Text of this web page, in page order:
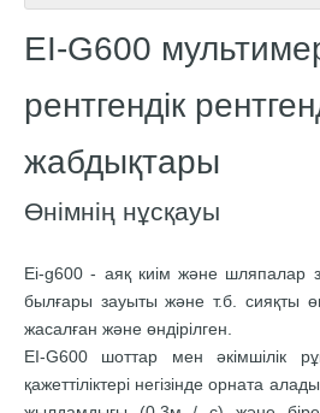
EI-G600
рентгендік
жабдықтары
Өнімнің нұсқауы
Ei-g600 - аяқ киім және шляпалар
былғары зауыты және т.б. сияқты
жасалған және өндірілген.
EI-G600 шоттар мен әкімшілік
қажеттіліктері негізінде орната